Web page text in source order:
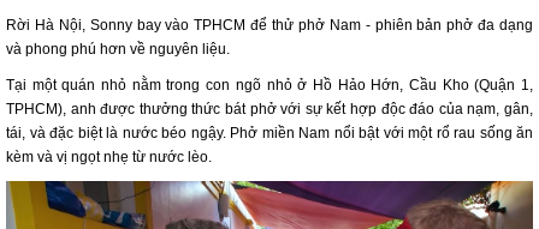
Rời Hà Nội, Sonny bay vào TPHCM để thử phở Nam - phiên bản phở đa dạng
và phong phú hơn về nguyên liệu.
Tại một quán nhỏ nằm trong con ngõ nhỏ ở Hồ Hảo Hớn, Cầu Kho (Quận 1,
TPHCM), anh được thưởng thức bát phở với sự kết hợp độc đáo của nạm, gân,
tái, và đặc biệt là nước béo ngậy. Phở miền Nam nổi bật với một rổ rau sống ăn
kèm và vị ngọt nhẹ từ nước lèo.